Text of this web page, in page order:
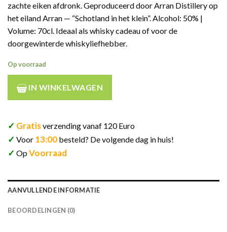
zachte eiken afdronk. Geproduceerd door Arran Distillery op
het eiland Arran — “Schotland in het klein”. Alcohol: 50% |
Volume: 70cl. Ideaal als whisky cadeau of voor de
doorgewinterde whiskyliefhebber.
Op voorraad
IN WINKELWAGEN
✓ Gratisverzending vanaf 120 Euro
✓ Voor 13:00 besteld? De volgende dag in huis!
✓ OpVoorraad
AANVULLENDE INFORMATIE
BEOORDELINGEN (0)